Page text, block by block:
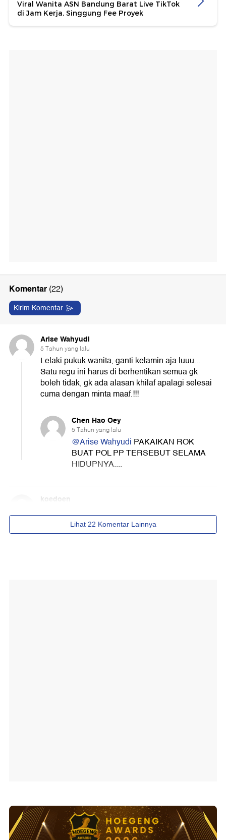
Viral Wanita ASN Bandung Barat Live TikTok
di Jam Kerja, Singgung Fee Proyek